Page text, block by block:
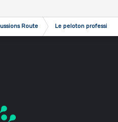
Route Le peloton